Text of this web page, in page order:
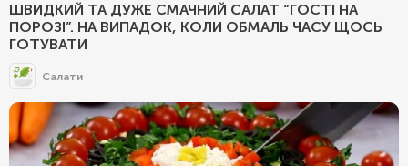
ШВИДКИЙ ТА ДУЖЕ СМАЧНИЙ САЛАТ “ГОСТІ НА
ПОРОЗІ”. НА ВИПАДОК, КОЛИ ОБМАЛЬ ЧАСУ ЩОСЬ
ГОТУВАТИ
Салати